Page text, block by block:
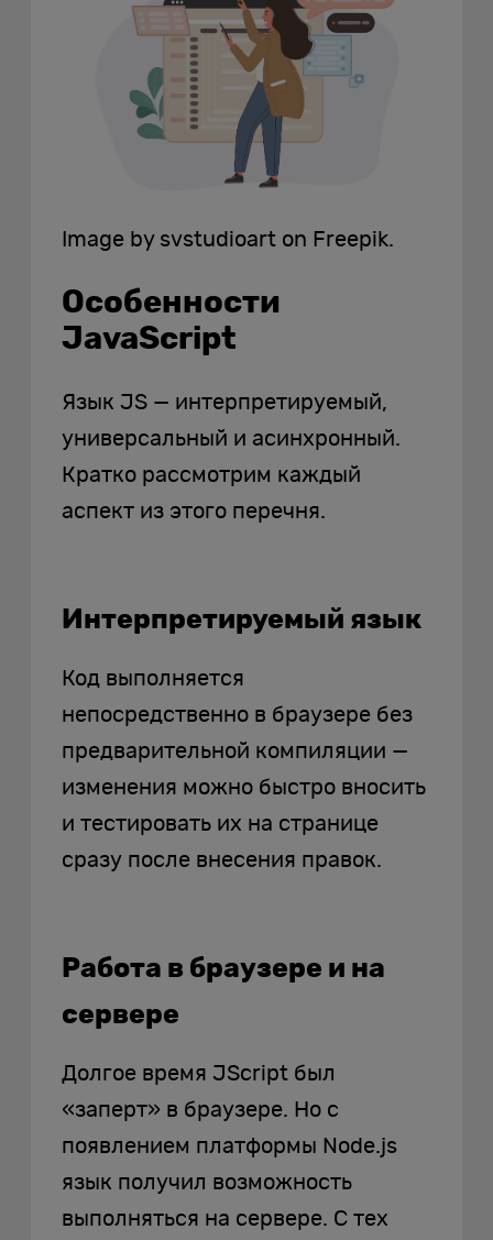
Image by svstudioart on Freepik.
Особенности
JavaScript
Язык JS — интерпретируемый,
универсальный и асинхронный.
Кратко рассмотрим каждый
аспект из этого перечня.
Интерпретируемый язык
Код выполняется
непосредственно в браузере без
предварительной компиляции —
изменения можно быстро вносить
и тестировать их на странице
сразу после внесения правок.
Работа в браузере и на
сервере
Долгое время JScript был
«заперт» в браузере. Но с
появлением платформы Node.js
язык получил возможность
выполняться на сервере. С тех